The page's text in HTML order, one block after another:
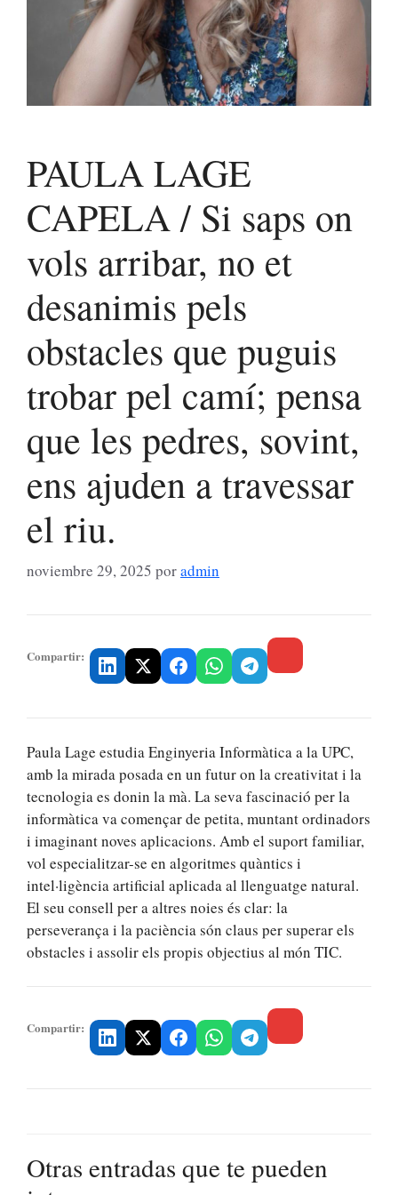
PAULA LAGE
CAPELA / Si saps on
vols arribar, no et
desanimis pels
obstacles que puguis
trobar pel camí; pensa
que les pedres, sovint,
ens ajuden a travessar
el riu.
noviembre 29, 2025 poradmin
Compartir:
Paula Lage estudia Enginyeria Informàtica a la UPC,
amb la mirada posada en un futur on la creativitat i la
tecnologia es donin la mà. La seva fascinació per la
informàtica va començar de petita, muntant ordinadors
i imaginant noves aplicacions. Amb el suport familiar,
vol especialitzar-se en algoritmes quàntics i
intel·ligència artificial aplicada al llenguatge natural.
El seu consell per a altres noies és clar: la
perseverança i la paciència són claus per superar els
obstacles i assolir els propis objectius al món TIC.
Compartir:
Otras entradas que te pueden